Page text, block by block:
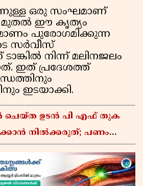
ഒരു സംഘമാണ്
മുതൽ ഈ കൃത്യം
പുരോഗമിക്കുന്ന
സർവീസ്
നിന്ന് മലിനജലം
ഇത് പ്രദേശത്ത്
ഇടയാക്കി.
ചെയ്ത ഉടൻ പി എഫ് തുക
നിൽക്കരുത്; പണം